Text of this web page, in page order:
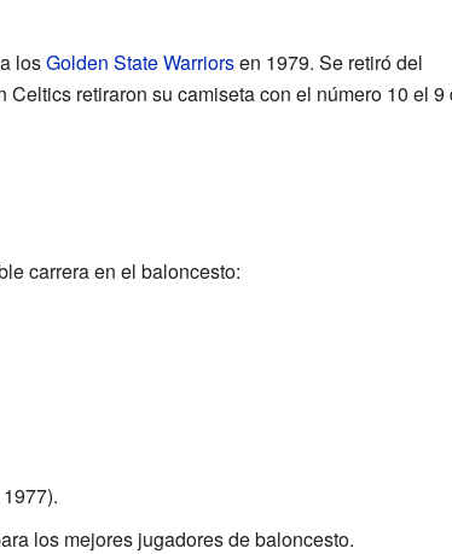
losGolden State Warriorsen 1979. Se retiró del
retiraron su camiseta con el número 10 el 9
carrera en el baloncesto:
los mejores jugadores de baloncesto.